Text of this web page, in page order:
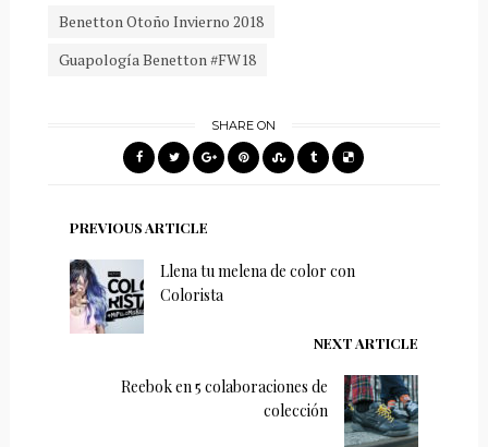
Benetton Otoño Invierno 2018
Guapología Benetton #FW18
SHARE ON
PREVIOUS ARTICLE
Llena tu melena de color con
Colorista
NEXT ARTICLE
Reebok en 5 colaboraciones de
colección